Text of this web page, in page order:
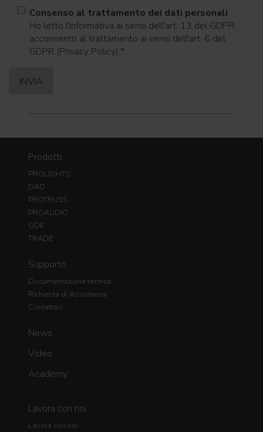
Consenso al trattamento dei dati personali
Ho letto l'informativa ai sensi dell'art. 13 del GDPR;
acconsento al trattamento ai sensi dell'art. 6 del
GDPR (Privacy Policy).*
Prodotti
PROLIGHTS
DAD
PROTRUSS
PROAUDIO
GDE
TRADE
Supporto
Documentazione tecnica
Richiesta di Assistenza
Contattaci
News
Video
Academy
Lavora con noi
Lavora con noi